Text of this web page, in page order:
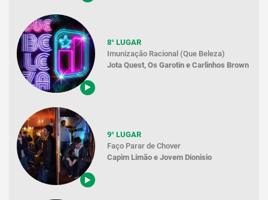
8° LUGAR
Imunização Racional (Que Beleza)
Jota Quest, Os Garotin e Carlinhos Brown
9° LUGAR
Faço Parar de Chover
Capim Limão e Jovem Dionisio